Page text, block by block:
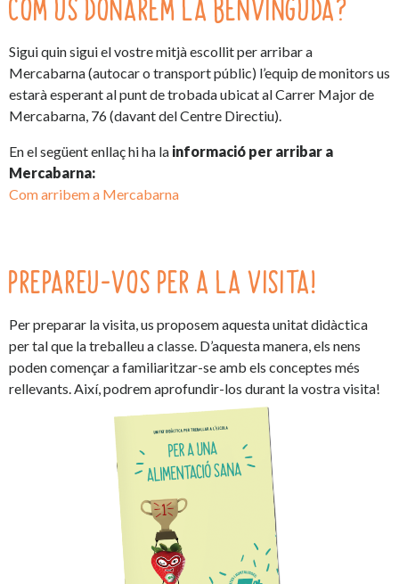
COM US DONAREM LA BENVINGUDA?
Sigui quin sigui el vostre mitjà escollit per arribar a
Mercabarna (autocar o transport públic) l’equip de monitors us
estarà esperant al punt de trobada ubicat al Carrer Major de
Mercabarna, 76 (davant del Centre Directiu).
En el següent enllaç hi ha la informació per arribar a
Mercabarna:
Com arribem a Mercabarna
PREPAREU-VOS PER A LA VISITA!
Per preparar la visita, us proposem aquesta unitat didàctica
per tal que la treballeu a classe. D’aquesta manera, els nens
poden començar a familiaritzar-se amb els conceptes més
rellevants. Així, podrem aprofundir-los durant la vostra visita!